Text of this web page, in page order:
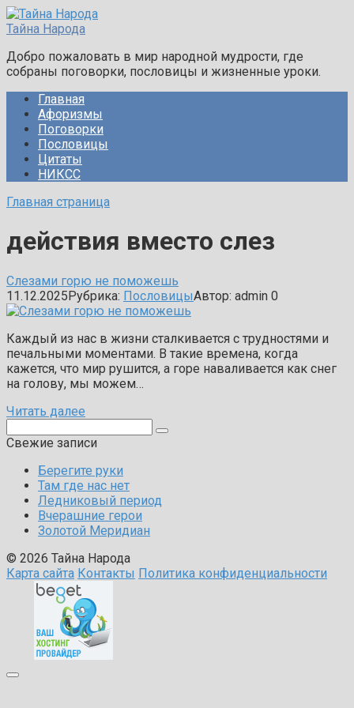
Перейти
к
Тайна Народа
Добро пожаловать в мир народной мудрости, где
собраны поговорки, пословицы и жизненные уроки.
Главная
Афоризмы
Поговорки
Пословицы
Цитаты
НИКСС
Главная страница
действия вместо слез
Слезами горю не поможешь
11.12.2025Рубрика: ПословицыАвтор: admin 0
Каждый из нас в жизни сталкивается с трудностями и
печальными моментами. В такие времена, когда
кажется, что мир рушится, а горе наваливается как снег
на голову, мы можем…
Читать далее
Свежие записи
Берегите руки
Там где нас нет
Ледниковый период
Вчерашние герои
Золотой Меридиан
© 2026 Тайна Народа
Карта сайта Контакты Политика конфиденциальности